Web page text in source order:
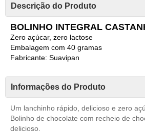
Descrição do Produto
BOLINHO INTEGRAL
Zero açúcar, zero lactose
Embalagem com 40 gramas
Fabricante: Suavipan
Informações do Produto
Um lanchinho rápido, delicioso e zero
Bolinho de chocolate com recheio de
delicioso.